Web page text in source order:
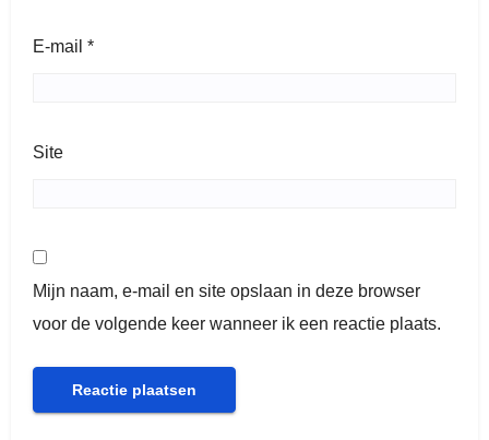
E-mail *
Site
Mijn naam, e-mail en site opslaan in deze browser
voor de volgende keer wanneer ik een reactie plaats.